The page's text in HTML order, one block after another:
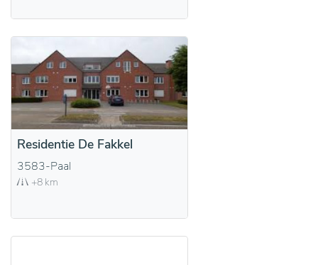
Residentie De Fakkel
3583-Paal
+8 km